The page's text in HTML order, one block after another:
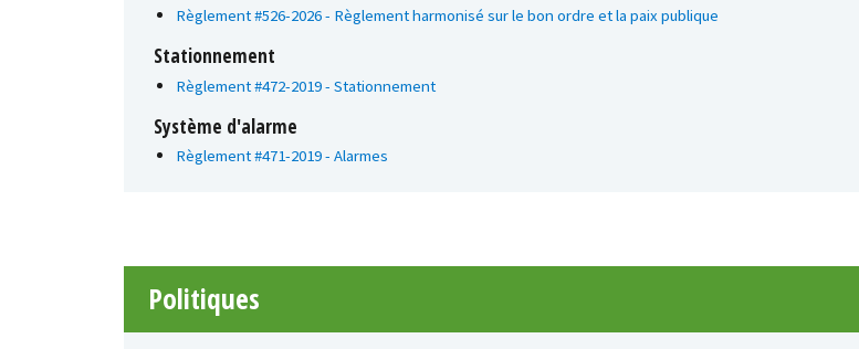
Règlement #526-2026 - Règlement harmonisé sur le bon ordre et la paix publique
Stationnement
Règlement #472-2019 - Stationnement
Système d'alarme
Règlement #471-2019 - Alarmes
Politiques